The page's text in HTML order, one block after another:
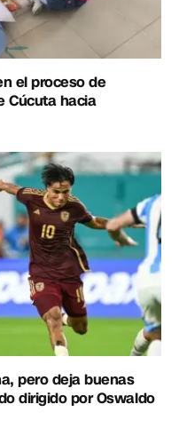
el proceso de
Cúcuta hacia
pero deja buenas
dirigido por Oswaldo